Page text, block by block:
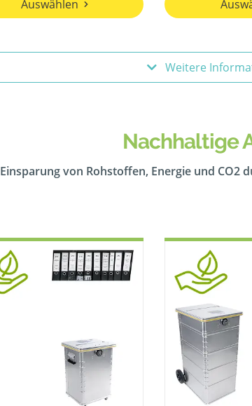
Auswählen
Weitere
Nachhaltige
Einsparung von Rohstoffen, Energie und